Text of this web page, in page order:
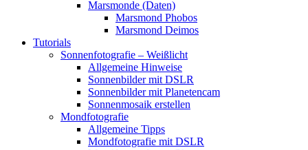
Marsmonde (Daten)
Marsmond Phobos
Marsmond Deimos
Tutorials
Sonnenfotografie – Weißlicht
Allgemeine Hinweise
Sonnenbilder mit DSLR
Sonnenbilder mit Planetencam
Sonnenmosaik erstellen
Mondfotografie
Allgemeine Tipps
Mondfotografie mit DSLR